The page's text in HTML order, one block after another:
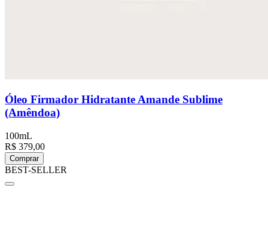
Óleo Firmador Hidratante Amande Sublime
(Amêndoa)
100mL
R$ 379,00
Comprar
BEST-SELLER